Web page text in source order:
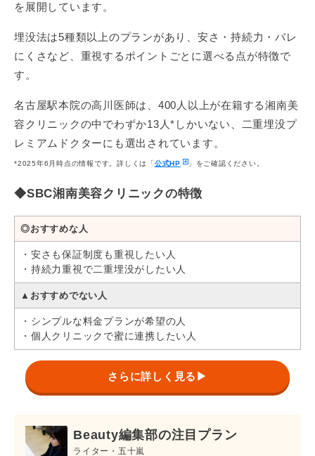
Neo（シングル）
◆切開法
プラン
全切開二重術 250,000円 1・3年間
目頭切開プレミアム 188,920円 1年間
*再施術の内容により保証期間が異なります
を展開しています。
埋没法は5種類以上のプランがあり、安さ・持続力・バレ
にくさなど、重視するポイントごとに選べる点が特徴で
す。
名古屋駅本院の高川医師は、400人以上が在籍する湘南美
容クリニックの中でわずか13人*しかいない、二重埋没プ
レミアムドクターにも選出されています。
*2025年6月時点の情報です。詳しくは「公式HP 」をご確認ください。
◆SBC湘南美容クリニックの特徴
◎おすすめな人
・安さも保証制度も重視したい人
・持続力重視で二重埋没がしたい人
▲おすすめでない人
・シンプルな料金プランが希望の人
・個人クリニックで蜜に連携したい人
さらに詳しく見る▶
Beauty編集部の注目プラン
ライター・五十嵐